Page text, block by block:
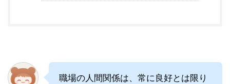
職場の人間関係は、常に良好とは限り